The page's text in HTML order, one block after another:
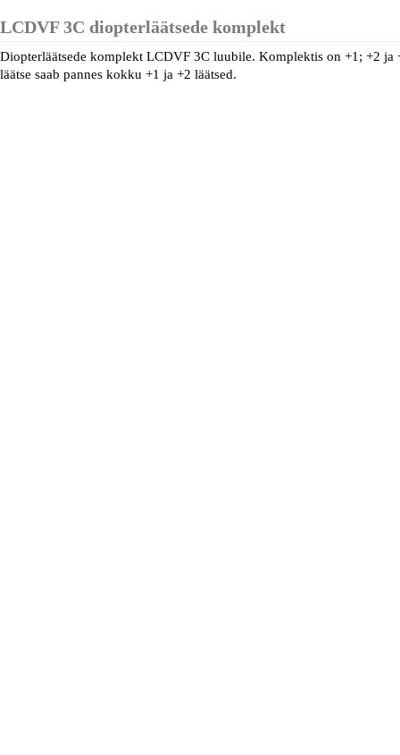
LCDVF 3C diopterläätsede komplekt
Diopterläätsede komplekt LCDVF 3C luubile. Komplektis on +1; +2 ja
läätse saab pannes kokku +1 ja +2 läätsed.